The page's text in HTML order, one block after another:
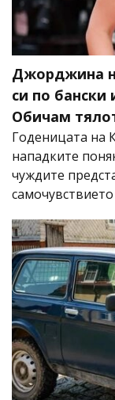
Джорджина
си по бански
Обичам
Годеницата на
нападките
чуждите